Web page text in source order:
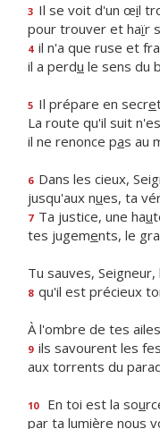
3 Il se voit d'un œil
pour trouver et haïr
4 il n'a que ruse et fra
il a perdu le sens du
5 Il prépare en secre
La route qu'il suit
il ne renonce pas au
6 Dans les cieux,
jusqu'aux nues, ta
7 Ta justice, une hau
tes jugements, le
Tu sauves, Seigneur,
8 qu'il est précieux
À l'ombre de tes
9 ils savourent les
aux torrents du
10 En toi est la sou
par ta lumière nous